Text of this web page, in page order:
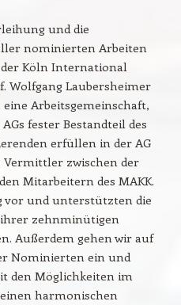
und die
nominierten Arbeiten
der Köln International
Wolfgang Laubersheimer
Arbeitsgemeinschaft,
fester Bestandteil des
erfüllen in der AG
Vermittler zwischen der
Mitarbeitern des MAKK.
vor und unterstützten die
zehnminütigen
Außerdem gehen wir auf
Nominierten ein und
den Möglichkeiten im
harmonischen